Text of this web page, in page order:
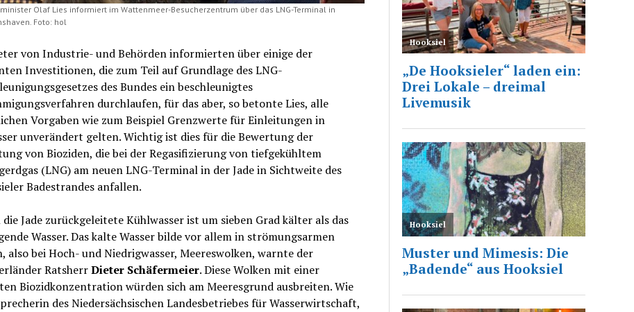
Olaf Lies informiert im Wattenmeer-Besucherzentrum über das LNG-Terminal in
Foto: hol
von Industrie- und Behörden informierten über einige der
Investitionen, die zum Teil auf Grundlage des LNG-
des Bundes ein beschleunigtes
durchlaufen, für das aber, so betonte Lies, alle
Vorgaben wie zum Beispiel Grenzwerte für Einleitungen in
unverändert gelten. Wichtig ist dies für die Bewertung der
von Bioziden, die bei der Regasifizierung von tiefgekühltem
(LNG) am neuen LNG-Terminal in der Jade in Sichtweite des
Badestrandes anfallen.
die Jade zurückgeleitete Kühlwasser ist um sieben Grad kälter als das
Wasser. Das kalte Wasser bilde vor allem in strömungsarmen
also bei Hoch- und Niedrigwasser, Meereswolken, warnte der
RatsherrDieter Schäfermeier. Diese Wolken mit einer
Biozidkonzentration würden sich am Meeresgrund ausbreiten. Wie
des Niedersächsischen Landesbetriebes für Wasserwirtschaft,